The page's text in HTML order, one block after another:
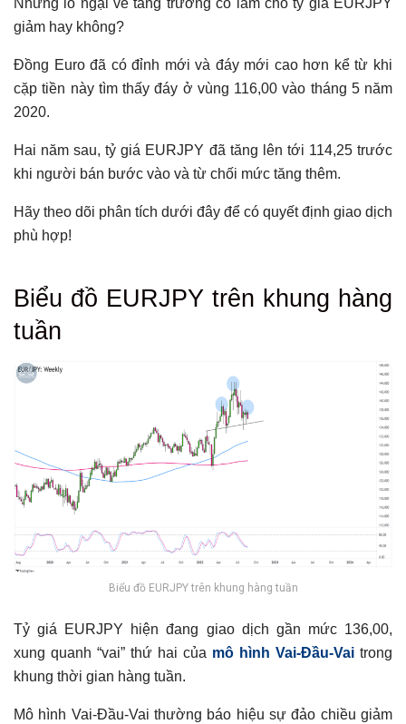
giảm hay không?
Đồng Euro đã có đỉnh mới và đáy mới cao hơn kể từ khi
cặp tiền này tìm thấy đáy ở vùng 116,00 vào tháng 5 năm
2020.
Hai năm sau, tỷ giá EURJPY đã tăng lên tới 114,25 trước
khi người bán bước vào và từ chối mức tăng thêm.
Hãy theo dõi phân tích dưới đây để có quyết định giao dịch
phù hợp!
Tổng hợp bài viết
Có thể bạn chưa biết
Biểu đồ EURJPY trên khung hàng
tuần
Biểu đồ EURJPY trên khung hàng tuần
Tỷ giá EURJPY hiện đang giao dịch gần mức 136,00,
xung quanh “vai” thứ hai của mô hình Vai-Đầu-Vai trong
khung thời gian hàng tuần.
Mô hình Vai-Đầu-Vai thường báo hiệu sự đảo chiều giảm